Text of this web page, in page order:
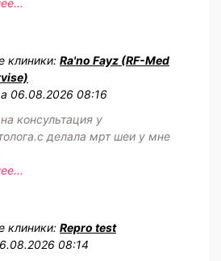
клиники: Ra'no Fayz (RF-Med
06.08.2026 08:16
консультация у
делала мрт шеи у мне
клиники: Repro test
08:14